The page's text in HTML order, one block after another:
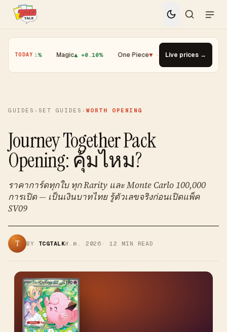
TODAY
+0.01% · Magic▲ +0.10% · One Piece▼ -1.08% · Top Gainer ·
Live prices →
GUIDES › SET GUIDES › WORTH OPENING
Journey Together Pack
Opening: คุ้มไหม?
ราคาการ์ดทุกใบ ทุก Rarity และ Monte Carlo 100,000
การเปิด — เป็นเงินบาทไทย รู้ตัวเลขจริงก่อนเปิดแพ็ค
SV09
T BY TCGTALKส.ค. 2026 ·12 MIN READ